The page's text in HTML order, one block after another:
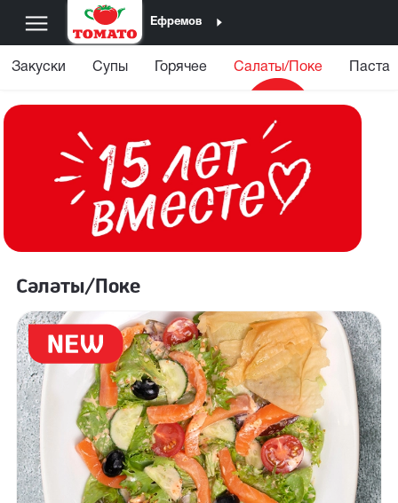
Ефремов
Закуски Супы Горячее Салаты/Поке Паста
Салаты/Поке